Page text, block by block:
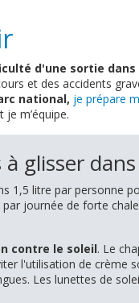
d'une sortie dans
et des accidents
national, je prépare
je m’équipe.
glisser
1,5 litre par personne
journée de forte
contre le soleil. Le
l'utilisation de crème
Les lunettes de